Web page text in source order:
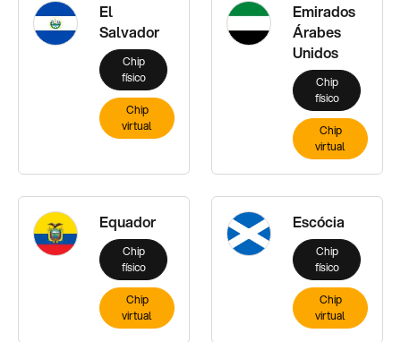
El
Salvador
Chip
físico
Chip
virtual
Emirados
Árabes
Unidos
Chip
físico
Chip
virtual
Equador
Chip
físico
Chip
virtual
Escócia
Chip
físico
Chip
virtual